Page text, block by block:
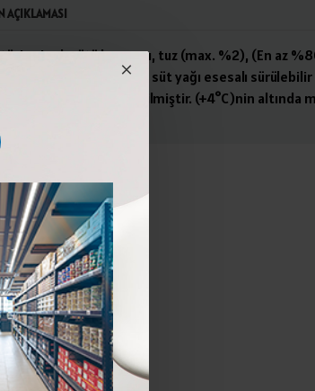
AÇIKLAMASI
inek sütü kreması, tuz (max. %2), (En az
Gıda Kodeksi Tereyağı, süt yağı esesalı
uygun olarak üretilmiştir. (+4°C)nin altında
İçerir.